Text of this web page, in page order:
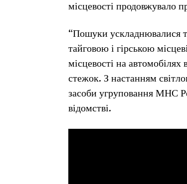
місцевості продовжувало
“Пошуки ускладнювалися
тайговою і гірською
місцевості на
стежок. З настанням
засоби угруповання МНС
відомстві.